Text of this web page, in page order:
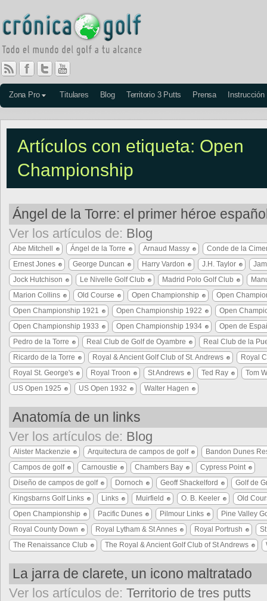
Zona Pro Titulares Blog Territorio 3 Putts Prensa Instrucción
Artículos con etiqueta: Open
Championship
Ángel de la Torre: el primer héroe
Ver los artículos de: Blog
Abe Mitchell Ángel de la Torre Arnaud Massy
Conde de la
Ernest Jones
George Duncan Harry Vardon J.H. Taylor
Jock Hutchison
Le Nivelle Golf Club Madrid Polo Golf Club
Marion Collins
Old Course Open Championship
Open
Open Championship 1921
Open Championship 1922
Open
Open Championship 1933
Open Championship 1934
Open de
Pedro de la Torre
Real Club de Golf de Oyambre
Real Club de la
Ricardo de la Torre
Royal & Ancient Golf Club of St. Andrews
Royal
Royal St. George's
Royal Troon St Andrews Ted Ray
Tom
US Open 1925
US Open 1932 Walter Hagen
Anatomía de un links
Ver los artículos de: Blog
Alister Mackenzie Arquitectura de campos de golf
Bandon Dunes
Campos de golf
Carnoustie Chambers Bay
Cypress Point
Diseño de campos de golf
Dornoch Geoff Shackelford
Golf de
Kingsbarns Golf Links
Links Muirfield O. B. Keeler
Old
Open Championship
Pacific Dunes Pilmour Links
Pine Valley
Royal County Down
Royal Lytham & St Annes Royal Portrush
The Renaissance Club
The Royal & Ancient Golf Club of St Andrews
La jarra de clarete, un icono maltratado
Ver los artículos de: Territorio de tres putts